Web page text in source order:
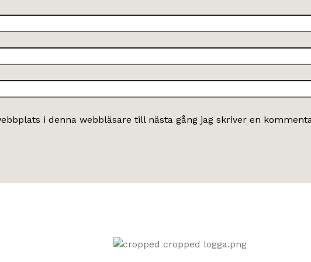
i denna webbläsare till nästa gång jag skriver en